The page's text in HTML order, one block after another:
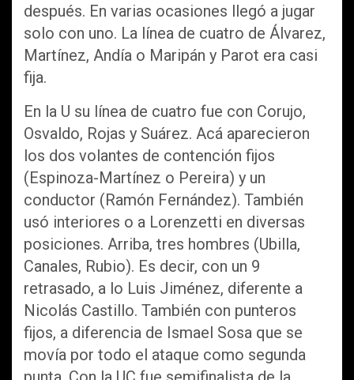
después. En varias ocasiones llegó a jugar
solo con uno. La línea de cuatro de Álvarez,
Martínez, Andía o Maripán y Parot era casi
fija.
En la U su línea de cuatro fue con Corujo,
Osvaldo, Rojas y Suárez. Acá aparecieron
los dos volantes de contención fijos
(Espinoza-Martínez o Pereira) y un
conductor (Ramón Fernández). También
usó interiores o a Lorenzetti en diversas
posiciones. Arriba, tres hombres (Ubilla,
Canales, Rubio). Es decir, con un 9
retrasado, a lo Luis Jiménez, diferente a
Nicolás Castillo. También con punteros
fijos, a diferencia de Ismael Sosa que se
movía por todo el ataque como segunda